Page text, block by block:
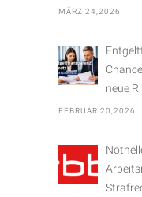
eMÄRZ 24,2026
neue
FEBRUAR 20,2026